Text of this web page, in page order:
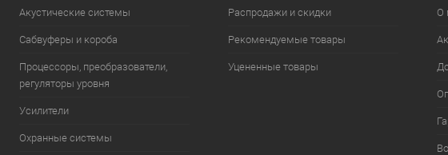
Акустические системы
Сабвуферы и короба
Процессоры, преобразователи,
регуляторы уровня
Усилители
Охранные системы
Распродажи и скидки
Рекомендуемые товары
Уцененные товары
О